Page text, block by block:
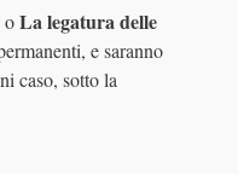
oLa legatura delle
e saranno
caso, sotto la